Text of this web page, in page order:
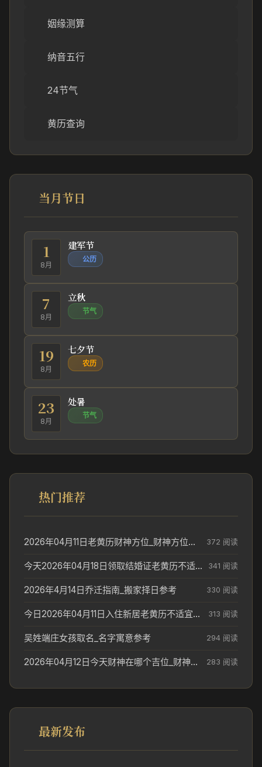
姻缘测算
纳音五行
24节气
黄历查询
当月节日
1
8月
建军节
公历
7
8月
立秋
节气
19
8月
七夕节
农历
23
8月
处暑
节气
热门推荐
2026年04月11日老黄历财神方位_财神方位与供奉讲究 372 阅读
今天2026年04月18日领取结婚证老黄历不适合吗_领证日期参考 341 阅读
2026年4月14日乔迁指南_搬家择日参考 330 阅读
今日2026年04月11日入住新居老黄历不适宜吗_搬家择日参考 313 阅读
吴姓端庄女孩取名_名字寓意参考 294 阅读
2026年04月12日今天财神在哪个吉位_财神方位参考 283 阅读
最新发布